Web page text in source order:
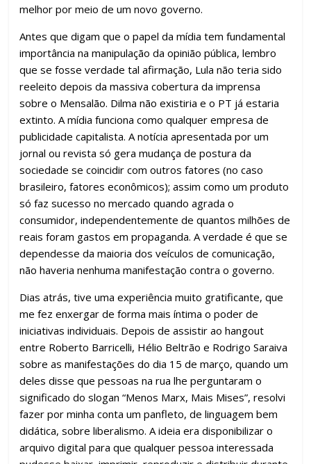
melhor por meio de um novo governo.
Antes que digam que o papel da mídia tem fundamental
importância na manipulação da opinião pública, lembro
que se fosse verdade tal afirmação, Lula não teria sido
reeleito depois da massiva cobertura da imprensa
sobre o Mensalão. Dilma não existiria e o PT já estaria
extinto. A mídia funciona como qualquer empresa de
publicidade capitalista. A notícia apresentada por um
jornal ou revista só gera mudança de postura da
sociedade se coincidir com outros fatores (no caso
brasileiro, fatores econômicos); assim como um produto
só faz sucesso no mercado quando agrada o
consumidor, independentemente de quantos milhões de
reais foram gastos em propaganda. A verdade é que se
dependesse da maioria dos veículos de comunicação,
não haveria nenhuma manifestação contra o governo.
Dias atrás, tive uma experiência muito gratificante, que
me fez enxergar de forma mais íntima o poder de
iniciativas individuais. Depois de assistir ao hangout
entre Roberto Barricelli, Hélio Beltrão e Rodrigo Saraiva
sobre as manifestações do dia 15 de março, quando um
deles disse que pessoas na rua lhe perguntaram o
significado do slogan “Menos Marx, Mais Mises”, resolvi
fazer por minha conta um panfleto, de linguagem bem
didática, sobre liberalismo. A ideia era disponibilizar o
arquivo digital para que qualquer pessoa interessada